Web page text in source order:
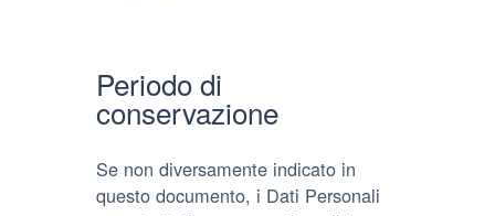
Periodo di
conservazione
Se non diversamente indicato in
questo documento, i Dati Personali